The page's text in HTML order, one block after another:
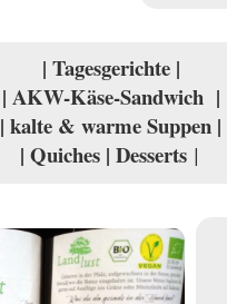
| Tagesgerichte|
| AKW-Käse-Sandwich |
| kalte & warme Suppen |
| Quiches | Desserts